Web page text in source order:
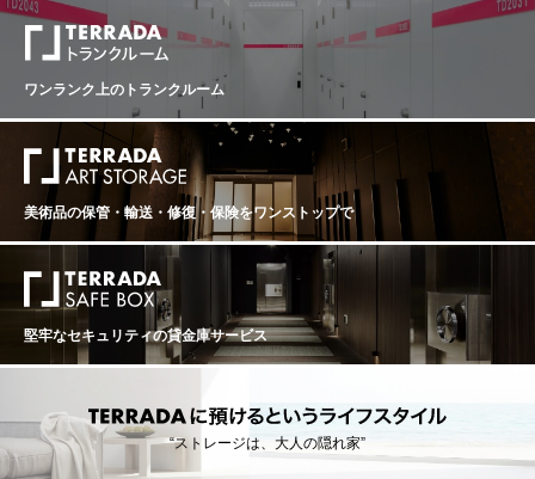
ウ由来のアロマティックさと、早い収穫によって維持さ
れた活き活きとした酸との対比が素晴らしい仕上がりで
す 純度、複雑さ、バランスを兼ね備えたバランスで、申
し分のない素晴らしいアロマとボディを備えておりま
す。 ------------------------- ※写真はイメージとなります。
エチケットなど変更となる場合がございます。 ※説明の
内容はAI翻訳による和訳を掲載しております。 ※クール
便にてお届けいたします。 ※ご配送料はご購入状況に応
じてご決済時に加算となります。 ※TERRADA WINE ST
ORAGEボトル保管へのお届けも可能です。
ワンランク上のトランクルーム
美術品の保管・輸送・修復・保険をワンストップで
堅牢なセキュリティの貸金庫サービス
“ストレージは、大人の隠れ家”